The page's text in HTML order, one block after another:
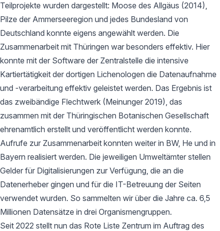
Teilprojekte wurden dargestellt: Moose des Allgäus (2014),
Pilze der Ammerseeregion und jedes Bundesland von
Deutschland konnte eigens angewählt werden. Die
Zusammenarbeit mit Thüringen war besonders effektiv. Hier
konnte mit der Software der Zentralstelle die intensive
Kartiertätigkeit der dortigen Lichenologen die Datenaufnahme
und -verarbeitung effektiv geleistet werden. Das Ergebnis ist
das zweibändige Flechtwerk (Meinunger 2019), das
zusammen mit der Thüringischen Botanischen Gesellschaft
ehrenamtlich erstellt und veröffentlicht werden konnte.
Aufrufe zur Zusammenarbeit konnten weiter in BW, He und in
Bayern realisiert werden. Die jeweiligen Umweltämter stellen
Gelder für Digitalisierungen zur Verfügung, die an die
Datenerheber gingen und für die IT-Betreuung der Seiten
verwendet wurden. So sammelten wir über die Jahre ca. 6,5
Millionen Datensätze in drei Organismengruppen.
Seit 2022 stellt nun das Rote Liste Zentrum im Auftrag des